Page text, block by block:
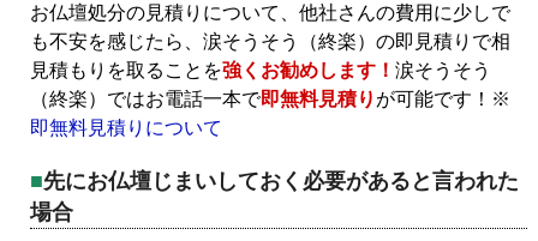
お仏壇処分の見積りについて、他社さんの費用に少しで
も不安を感じたら、涙そうそう（終楽）の即見積りで相
見積もりを取ることを強くお勧めします！ 涙そうそう
（終楽）ではお電話一本で即無料見積り が可能です！※
即無料見積りについて
先にお仏壇じまいしておく必要があると言われた
場合